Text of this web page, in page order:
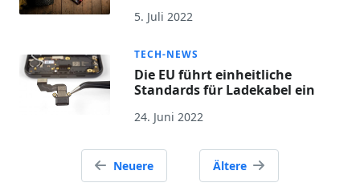
5. Juli 2022
TECH-NEWS
Die EU führt einheitliche
Standards für Ladekabel ein
24. Juni 2022
Beitrags-
Navigation
Ältere
Neuere